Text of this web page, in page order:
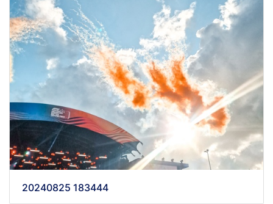
20240825 183444